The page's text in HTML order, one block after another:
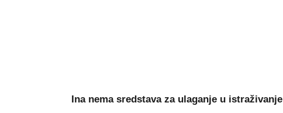
Ina nema sredstava za ulaganje u